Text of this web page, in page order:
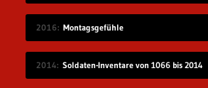
2016 Montagsgefühle
2014 Soldaten-Inventare von 1066 bis 2014